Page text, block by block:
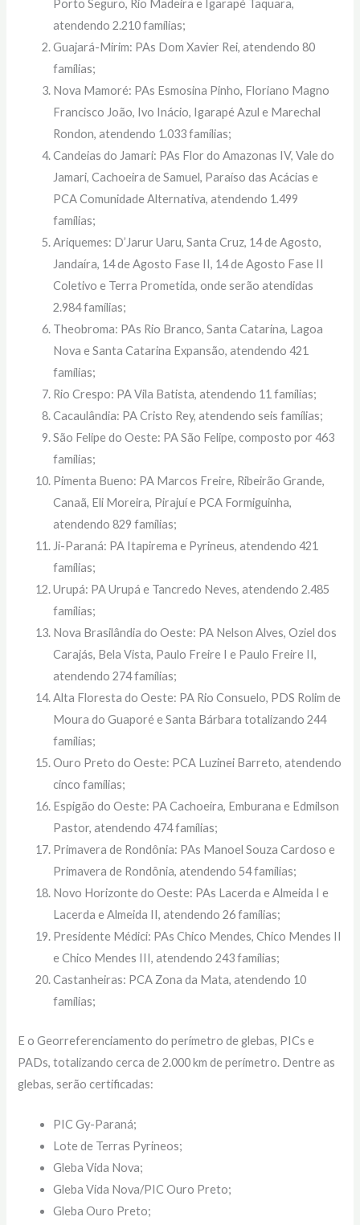
Porto Seguro, Rio Madeira e Igarapé Taquara,
atendendo 2.210 famílias;
Guajará-Mirim: PAs Dom Xavier Rei, atendendo 80
famílias;
Nova Mamoré: PAs Esmosina Pinho, Floriano Magno
Francisco João, Ivo Inácio, Igarapé Azul e Marechal
Rondon, atendendo 1.033 famílias;
Candeias do Jamari: PAs Flor do Amazonas IV, Vale do
Jamari, Cachoeira de Samuel, Paraíso das Acácias e
PCA Comunidade Alternativa, atendendo 1.499
famílias;
Ariquemes: D’Jarur Uaru, Santa Cruz, 14 de Agosto,
Jandaíra, 14 de Agosto Fase II, 14 de Agosto Fase II
Coletivo e Terra Prometida, onde serão atendidas
2.984 famílias;
Theobroma: PAs Rio Branco, Santa Catarina, Lagoa
Nova e Santa Catarina Expansão, atendendo 421
famílias;
Rio Crespo: PA Vila Batista, atendendo 11 famílias;
Cacaulândia: PA Cristo Rey, atendendo seis famílias;
São Felipe do Oeste: PA São Felipe, composto por 463
famílias;
Pimenta Bueno: PA Marcos Freire, Ribeirão Grande,
Canaã, Eli Moreira, Pirajuí e PCA Formiguinha,
atendendo 829 famílias;
Ji-Paraná: PA Itapirema e Pyrineus, atendendo 421
famílias;
Urupá: PA Urupá e Tancredo Neves, atendendo 2.485
famílias;
Nova Brasilândia do Oeste: PA Nelson Alves, Oziel dos
Carajás, Bela Vista, Paulo Freire I e Paulo Freire II,
atendendo 274 famílias;
Alta Floresta do Oeste: PA Rio Consuelo, PDS Rolim de
Moura do Guaporé e Santa Bárbara totalizando 244
famílias;
Ouro Preto do Oeste: PCA Luzinei Barreto, atendendo
cinco famílias;
Espigão do Oeste: PA Cachoeira, Emburana e Edmilson
Pastor, atendendo 474 famílias;
Primavera de Rondônia: PAs Manoel Souza Cardoso e
Primavera de Rondônia, atendendo 54 famílias;
Novo Horizonte do Oeste: PAs Lacerda e Almeida I e
Lacerda e Almeida II, atendendo 26 famílias;
Presidente Médici: PAs Chico Mendes, Chico Mendes II
e Chico Mendes III, atendendo 243 famílias;
Castanheiras: PCA Zona da Mata, atendendo 10
famílias;
E o Georreferenciamento do perímetro de glebas, PICs e
PADs, totalizando cerca de 2.000 km de perímetro. Dentre as
glebas, serão certificadas:
PIC Gy-Paraná;
Lote de Terras Pyrineos;
Gleba Vida Nova;
Gleba Vida Nova/PIC Ouro Preto;
Gleba Ouro Preto;